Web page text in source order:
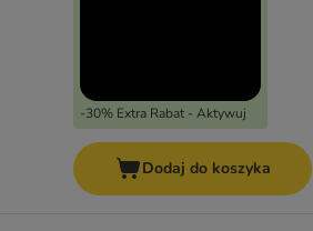
-30% Extra Rabat - Aktywuj
Dodaj do koszyka